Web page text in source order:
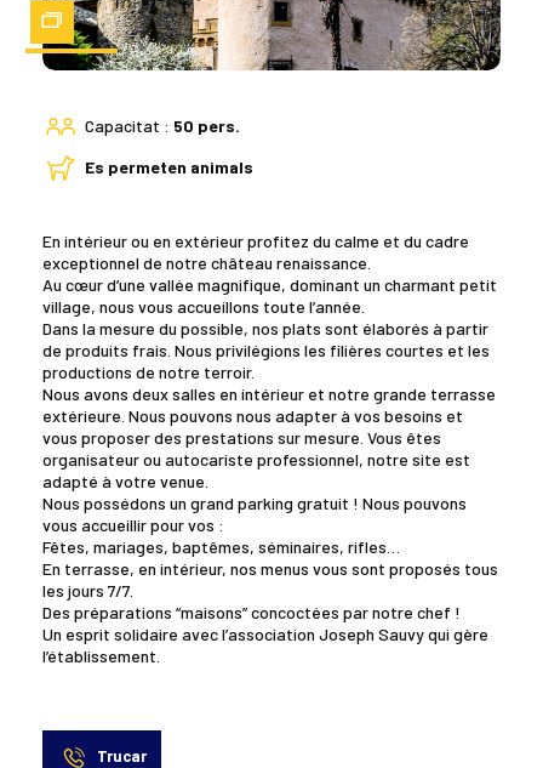
Zoom
Capacitat : 50 pers.
Es permeten animals
En intérieur ou en extérieur profitez du calme et du cadre
exceptionnel de notre château renaissance.
Au cœur d’une vallée magnifique, dominant un charmant petit
village, nous vous accueillons toute l’année.
Dans la mesure du possible, nos plats sont élaborés à partir
de produits frais. Nous privilégions les filières courtes et les
productions de notre terroir.
Nous avons deux salles en intérieur et notre grande terrasse
extérieure. Nous pouvons nous adapter à vos besoins et
vous proposer des prestations sur mesure. Vous êtes
organisateur ou autocariste professionnel, notre site est
adapté à votre venue.
Nous possédons un grand parking gratuit ! Nous pouvons
vous accueillir pour vos :
Fêtes, mariages, baptêmes, séminaires, rifles…
En terrasse, en intérieur, nos menus vous sont proposés tous
les jours 7/7.
Des préparations “maisons” concoctées par notre chef !
Un esprit solidaire avec l’association Joseph Sauvy qui gère
l’établissement.
Trucar